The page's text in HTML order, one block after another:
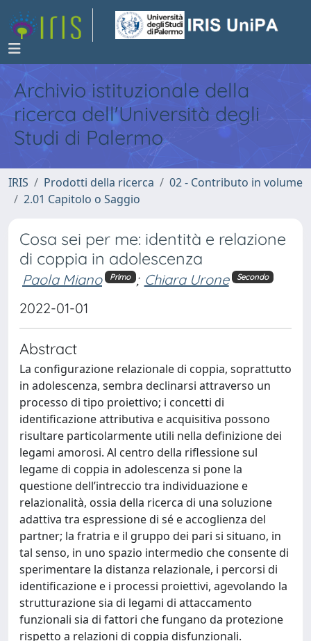
Archivio istituzionale della
ricerca dell'Università degli
Studi di Palermo
IRIS Prodotti della ricerca
02 - Contributo in volume
2.01 Capitolo o Saggio
Cosa sei per me: identità e relazione
di coppia in adolescenza
Paola Miano Primo ; Chiara Urone Secondo
2022-01-01
Abstract
La configurazione relazionale di coppia, soprattutto
in adolescenza, sembra declinarsi attraverso un
processo di tipo proiettivo; i concetti di
identificazione attributiva e acquisitiva possono
risultare particolarmente utili nella definizione dei
legami amorosi. Al centro della riflessione sul
legame di coppia in adolescenza si pone la
questione dell’intreccio tra individuazione e
relazionalità, ossia della ricerca di una soluzione
adattiva tra espressione di sé e accoglienza del
partner; la fratria e il gruppo dei pari si situano, in
tal senso, in uno spazio intermedio che consente di
sperimentare la distanza relazionale, i percorsi di
identificazione e i processi proiettivi, agevolando la
strutturazione sia di legami di attaccamento
funzionali sia di fattori che fungano da protezione
rispetto a relazioni di coppia disfunzionali.